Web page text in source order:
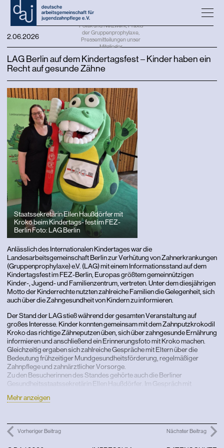
2.06.2026
Politik und Netzwerk,Praxis
der Gruppenprophylaxe,
Pressemitteilungen unser
Mitglieder
LAG Berlin auf dem Kindertagsfest – Kinder haben ein
Recht auf gesunde Zähne
Staatssekretärin Ellen Haußdörfer mit
Kroko beim Kindertags- fest im FEZ-
Berlin Foto: LAG Berlin
Anlässlich des Internationalen Kindertages war die
Landesarbeitsgemeinschaft Berlin zur Verhütung von Zahnerkrankungen
(Gruppenprophylaxe) e.V. (LAG) mit einem Informationsstand auf dem
Kindertagsfest im FEZ-Berlin, Europas größtem gemeinnützigen
Kinder-, Jugend- und Familienzentrum, vertreten. Unter dem diesjährigen
Motto der Kinderrechte nutzten zahlreiche Familien die Gelegenheit, sich
auch über die Zahngesundheit von Kindern zu informieren.
Der Stand der LAG stieß während der gesamten Veranstaltung auf
großes Interesse. Kinder konnten gemeinsam mit dem Zahnputzkrokodil
Kroko das richtige Zähneputzen üben, sich über zahngesunde Ernährung
informieren und anschließend ein Erinnerungsfoto mit Kroko machen.
Gleichzeitig ergaben sich zahlreiche Gespräche mit Eltern über die
Bedeutung frühzeitiger Mundgesundheitsförderung, regelmäßiger
Zahnpflege und zahnärztlicher Vorsorge.
Zu den Besucherinnen des Standes gehörte auch die Berliner
Gesundheitsstaatssekretärin Ellen Haußdörfer. Im Gespräch mit
der Gruppenprophylaxe sowie über aktuelle Herausforderungen und
Recht auf die bestmöglichen Chancen für ein gesundes Aufwachsen.
Dazu gehört selbstverständlich auch die Zahnund Mundgesundheit“,
Mehr anzeigen
Vorheriger Beitrag Nächster Beitrag